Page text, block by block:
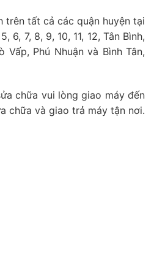
trên tất cả các quận huyện tại
6, 7, 8, 9, 10, 11, 12, Tân Bình,
Vấp, Phú Nhuận và Bình Tân,
chữa vui lòng giao máy đến
chữa và giao trả máy tận nơi.